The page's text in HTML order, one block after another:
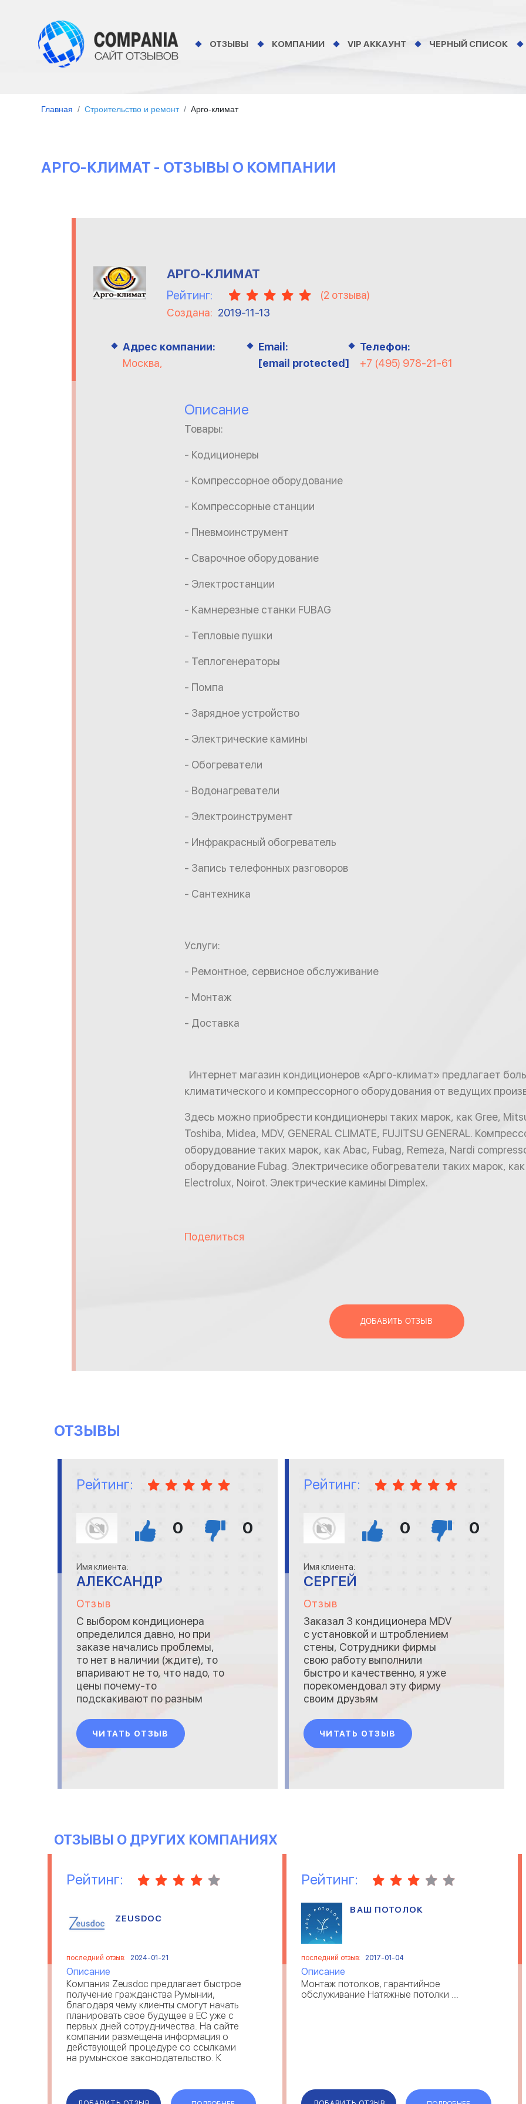
ОТЗЫВЫ КОМПАНИИ VIP АККАУНТ ЧЕРНЫЙ СПИСОК
Главная Строительство и ремонт Арго-климат
АРГО-КЛИМАТ - ОТЗЫВЫ О КОМПАНИИ
АРГО-КЛИМАТ
Рейтинг: (2 отзыва)
Создана: 2019-11-13
Адрес компании:
Москва,
Email:
[email protected]
Телефон:
+7 (495) 978-21-61
Описание
Товары:
- Кодиционеры
- Компрессорное оборудование
- Компрессорные станции
- Пневмоинструмент
- Сварочное оборудование
- Электростанции
- Камнерезные станки FUBAG
- Тепловые пушки
- Теплогенераторы
- Помпа
- Зарядное устройство
- Электрические камины
- Обогреватели
- Водонагреватели
- Электроинструмент
- Инфракрасный обогреватель
- Запись телефонных разговоров
- Сантехника
Услуги:
- Ремонтное, сервисное обслуживание
- Монтаж
- Доставка
Интернет магазин кондиционеров «Арго-климат» предлагает
климатического и компрессорного оборудования от ведущих
Здесь можно приобрести кондиционеры таких марок, как Gree,
Toshiba, Midea, MDV, GENERAL CLIMATE, FUJITSU GENERAL.
оборудование таких марок, как Abac, Fubag, Remeza, Nardi
оборудование Fubag. Электричесике обогреватели таких марок,
Electrolux, Noirot. Электрические камины Dimplex.
Поделиться
ДОБАВИТЬ ОТЗЫВ
ОТЗЫВЫ
Рейтинг:
0 0
Имя клиента:
АЛЕКСАНДР
Отзыв
С выбором кондиционера
определился давно, но при
заказе начались проблемы,
то нет в наличии (ждите), то
впаривают не то, что надо, то
цены почему-то
подскакивают по разным
молодцы, без лишних
вопросов привезли, что надо,
смонтировали быстро и
ЧИТАТЬ ОТЗЫВ
Рейтинг:
0 0
Имя клиента:
СЕРГЕЙ
Отзыв
Заказал 3 кондиционера MDV
с установкой и штроблением
стены, Сотрудники фирмы
свою работу выполнили
быстро и качественно, я уже
порекомендовал эту фирму
своим друзьям
ЧИТАТЬ ОТЗЫВ
ОТЗЫВЫ О ДРУГИХ КОМПАНИЯХ
Рейтинг:
ZEUSDOC
последний отзыв: 2024-01-21
Описание
Компания Zeusdoc предлагает быстрое
получение гражданства Румынии,
благодаря чему клиенты смогут начать
планировать свое будущее в ЕС уже с
первых дней сотрудничества. На сайте
компании размещена информация о
действующей процедуре со ссылками
на румынское законодательство. К
всех этапах оформления, сохран...
Рейтинг:
ВАШ ПОТОЛОК
последний отзыв: 2017-01-04
Описание
Монтаж потолков, гарантийное
обслуживание Натяжные потолки ...